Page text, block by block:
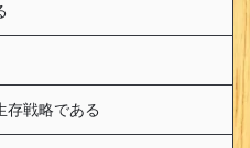
存戦略である